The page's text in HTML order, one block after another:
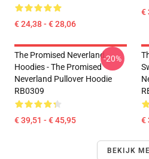
€ 24,38 - € 28,06
€
The Promised Neverland
Hoodies - The Promised
Neverland Pullover Hoodie
RB0309
€ 39,51 - € 45,95
-20%
€
BEKIJK